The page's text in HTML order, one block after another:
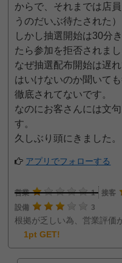
からで、それまでは店
うのだいぶ待たされた）
しかし抽選開始は30分
たら参加を拒否されまし
なぜ抽選配布開始は遅
はいけないのか聞いて
徹底されてないです。
なのにお客さんには文
す。
久しぶり頭にきました。
アプリでフォローする
営業 1 接客
設備
3
根拠が乏しい為、営業評価
1pt GET!